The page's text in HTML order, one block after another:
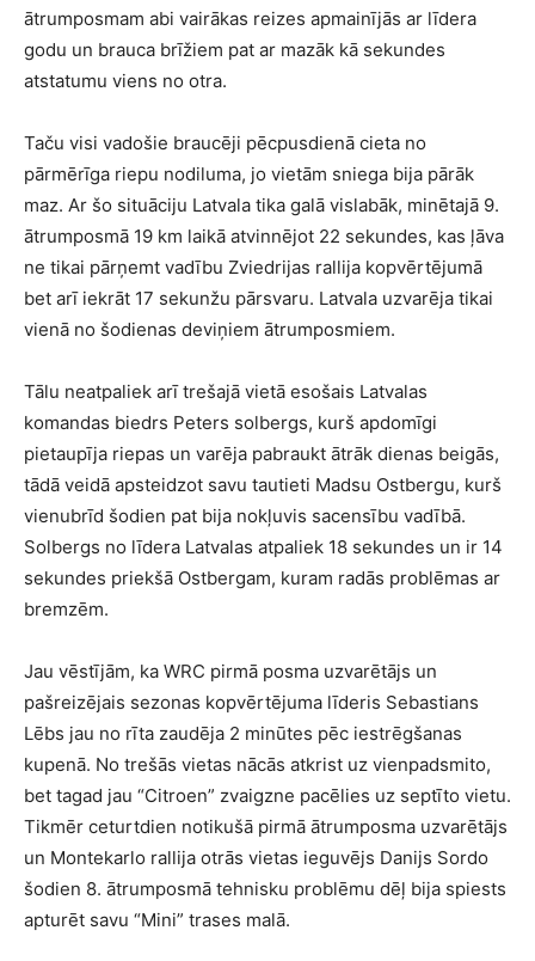
ātrumposmam abi vairākas reizes apmainījās ar līdera
godu un brauca brīžiem pat ar mazāk kā sekundes
atstatumu viens no otra.
Taču visi vadošie braucēji pēcpusdienā cieta no
pārmērīga riepu nodiluma, jo vietām sniega bija pārāk
maz. Ar šo situāciju Latvala tika galā vislabāk, minētajā 9.
ātrumposmā 19 km laikā atvinnējot 22 sekundes, kas ļāva
ne tikai pārņemt vadību Zviedrijas rallija kopvērtējumā
bet arī iekrāt 17 sekunžu pārsvaru. Latvala uzvarēja tikai
vienā no šodienas deviņiem ātrumposmiem.
Tālu neatpaliek arī trešajā vietā esošais Latvalas
komandas biedrs Peters solbergs, kurš apdomīgi
pietaupīja riepas un varēja pabraukt ātrāk dienas beigās,
tādā veidā apsteidzot savu tautieti Madsu Ostbergu, kurš
vienubrīd šodien pat bija nokļuvis sacensību vadībā.
Solbergs no līdera Latvalas atpaliek 18 sekundes un ir 14
sekundes priekšā Ostbergam, kuram radās problēmas ar
bremzēm.
Jau vēstījām, ka WRC pirmā posma uzvarētājs un
pašreizējais sezonas kopvērtējuma līderis Sebastians
Lēbs jau no rīta zaudēja 2 minūtes pēc iestrēgšanas
kupenā. No trešās vietas nācās atkrist uz vienpadsmito,
bet tagad jau “Citroen” zvaigzne pacēlies uz septīto vietu.
Tikmēr ceturtdien notikušā pirmā ātrumposma uzvarētājs
un Montekarlo rallija otrās vietas ieguvējs Danijs Sordo
šodien 8. ātrumposmā tehnisku problēmu dēļ bija spiests
apturēt savu “Mini” trases malā.